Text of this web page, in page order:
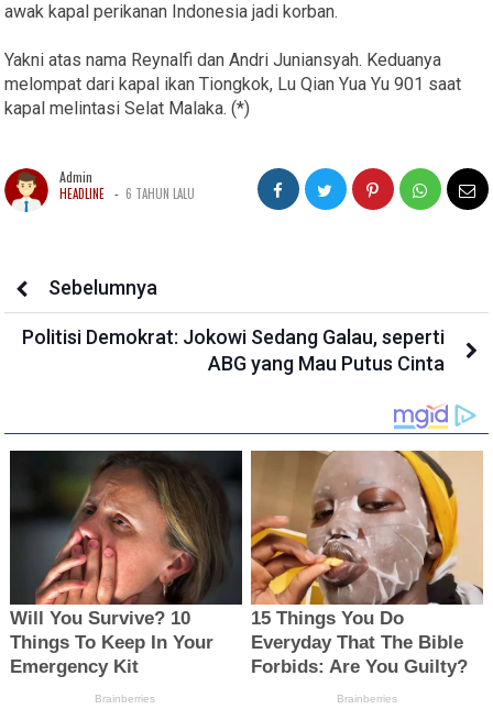
awak kapal perikanan Indonesia jadi korban.
Yakni atas nama Reynalfi dan Andri Juniansyah. Keduanya
melompat dari kapal ikan Tiongkok, Lu Qian Yua Yu 901 saat
kapal melintasi Selat Malaka. (*)
Admin
HEADLINE - 6 TAHUN LALU
Sebelumnya
Politisi Demokrat: Jokowi Sedang Galau, seperti
ABG yang Mau Putus Cinta